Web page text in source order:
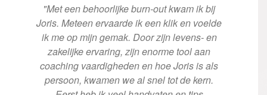
"Met een behoorlijke burn-out kwam ik bij
Joris. Meteen ervaarde ik een klik en voelde
ik me op mijn gemak. Door zijn levens- en
zakelijke ervaring, zijn enorme tool aan
coaching vaardigheden en hoe Joris is als
persoon, kwamen we al snel tot de kern.